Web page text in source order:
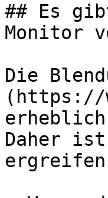
## Es
Monitor
Die
(https://
Daher ist